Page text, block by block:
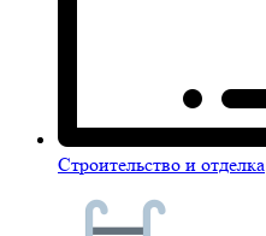
Строительство и отделка